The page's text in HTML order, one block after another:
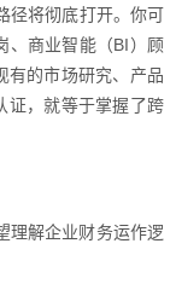
径将彻底打开。你可
、商业智能（BI）顾
有的市场研究、产品
证，就等于掌握了跨
理解企业财务运作逻